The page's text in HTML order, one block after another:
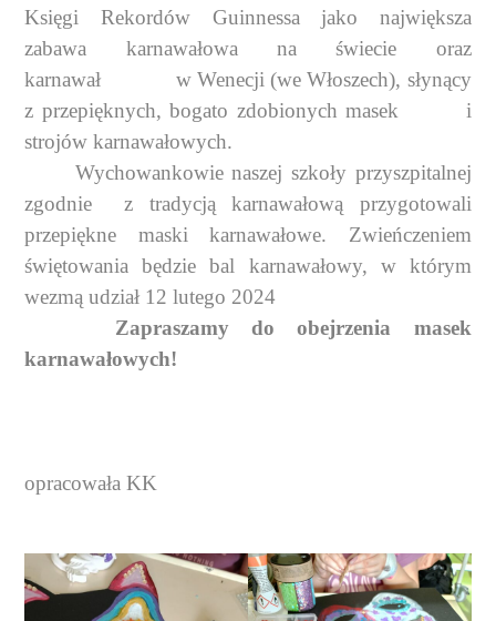
Księgi Rekordów Guinnessa jako największa
zabawa karnawałowa na świecie oraz
karnawał
w Wenecji (we Włoszech), słynący
z przepięknych, bogato zdobionych masek
i
strojów karnawałowych.
Wychowankowie naszej szkoły przyszpitalnej
zgodnie
z tradycją karnawałową przygotowali
przepiękne maski karnawałowe. Zwieńczeniem
świętowania będzie bal karnawałowy, w którym
wezmą udział 12 lutego 2024
Zapraszamy do obejrzenia masek
karnawałowych!
opracowała KK